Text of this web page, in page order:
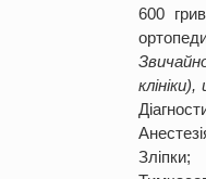
600
клініки),
Зліпки;